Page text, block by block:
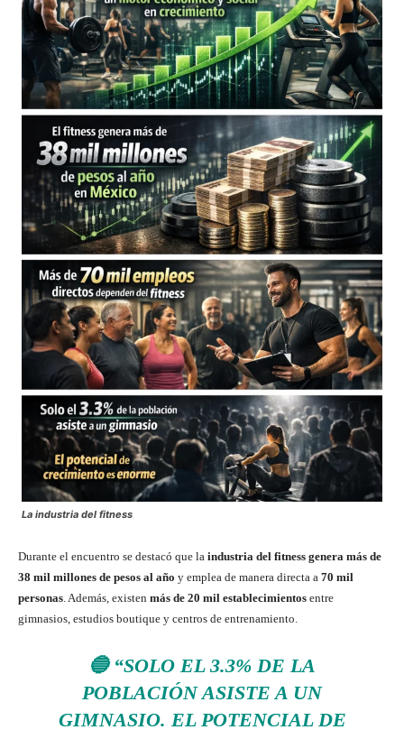
La industria del fitness
Durante el encuentro se destacó que la industria del fitness genera más de
38 mil millones de pesos al año y emplea de manera directa a 70 mil
personas . Además, existen más de 20 mil establecimientos entre
gimnasios, estudios boutique y centros de entrenamiento.
🔵 “SOLO EL 3.3% DE LA
POBLACIÓN ASISTE A UN
GIMNASIO. EL POTENCIAL DE